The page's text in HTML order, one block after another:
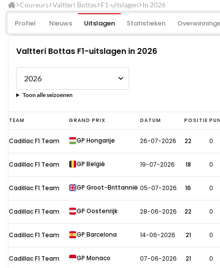
Coureurs Valtteri Bottas F1-uitslagen In 2026
Profiel Nieuws Uitslagen Statistieken
Valtteri Bottas F1-uitslagen in 2026
Toon alle seizoenen
Valtteri
Bottas
F1-
uitslagen
2026
TEAM GRAND PRIX DATUM POSITIE
Cadillac F1 Team GP Hongarije 26-07-2026 22 0
Cadillac F1 Team GP België 19-07-2026 18 0
Cadillac F1 Team GP Groot-Brittannië 05-07-2026 16 0
Cadillac F1 Team GP Oostenrijk 28-06-2026 22 0
Cadillac F1 Team GP Barcelona 14-06-2026 21 0
Cadillac F1 Team GP Monaco 07-06-2026 21 0